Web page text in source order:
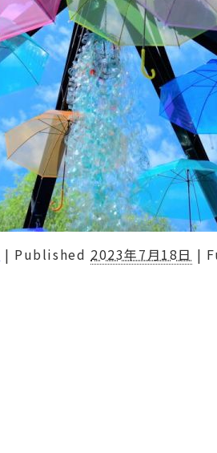
| Published 2023年7月18日 |